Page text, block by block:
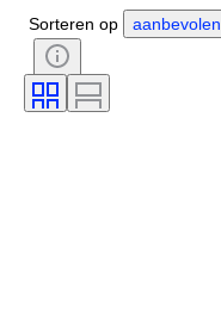
Era
Sorteren op aanbevolen